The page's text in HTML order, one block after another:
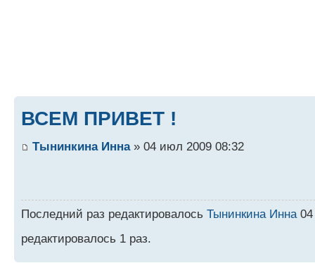
ВСЕМ ПРИВЕТ !
Тынинкина Инна» 04 июл 2009 08:32
Последний раз редактировалось Тынинкина Инна
редактировалось 1 раз.